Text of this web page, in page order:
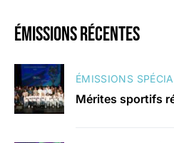
émissions récentes
ÉMISSIONS
Mérites sportifs